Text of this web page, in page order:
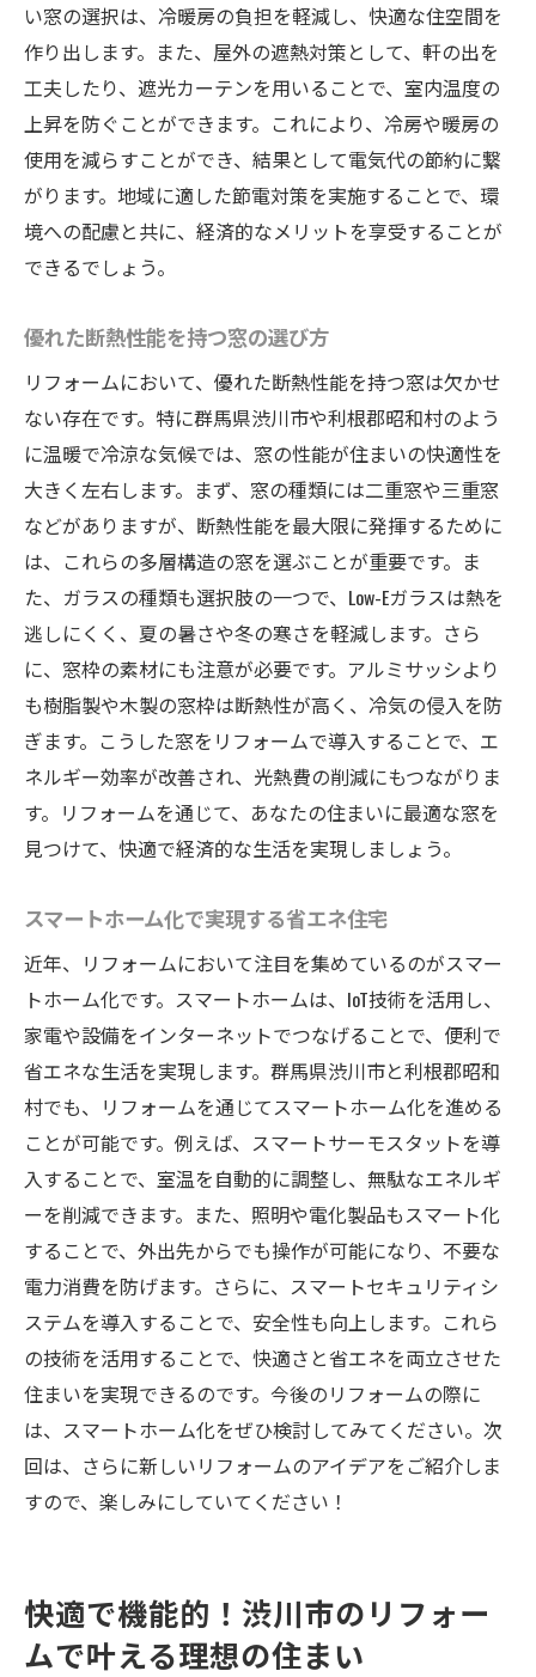
い窓の選択は、冷暖房の負担を軽減し、快適な住空間を
作り出します。また、屋外の遮熱対策として、軒の出を
工夫したり、遮光カーテンを用いることで、室内温度の
上昇を防ぐことができます。これにより、冷房や暖房の
使用を減らすことができ、結果として電気代の節約に繋
がります。地域に適した節電対策を実施することで、環
境への配慮と共に、経済的なメリットを享受することが
できるでしょう。
優れた断熱性能を持つ窓の選び方
リフォームにおいて、優れた断熱性能を持つ窓は欠かせ
ない存在です。特に群馬県渋川市や利根郡昭和村のよう
に温暖で冷涼な気候では、窓の性能が住まいの快適性を
大きく左右します。まず、窓の種類には二重窓や三重窓
などがありますが、断熱性能を最大限に発揮するために
は、これらの多層構造の窓を選ぶことが重要です。ま
た、ガラスの種類も選択肢の一つで、Low-Eガラスは熱を
逃しにくく、夏の暑さや冬の寒さを軽減します。さら
に、窓枠の素材にも注意が必要です。アルミサッシより
も樹脂製や木製の窓枠は断熱性が高く、冷気の侵入を防
ぎます。こうした窓をリフォームで導入することで、エ
ネルギー効率が改善され、光熱費の削減にもつながりま
す。リフォームを通じて、あなたの住まいに最適な窓を
見つけて、快適で経済的な生活を実現しましょう。
スマートホーム化で実現する省エネ住宅
近年、リフォームにおいて注目を集めているのがスマー
トホーム化です。スマートホームは、IoT技術を活用し、
家電や設備をインターネットでつなげることで、便利で
省エネな生活を実現します。群馬県渋川市と利根郡昭和
村でも、リフォームを通じてスマートホーム化を進める
ことが可能です。例えば、スマートサーモスタットを導
入することで、室温を自動的に調整し、無駄なエネルギ
ーを削減できます。また、照明や電化製品もスマート化
することで、外出先からでも操作が可能になり、不要な
電力消費を防げます。さらに、スマートセキュリティシ
ステムを導入することで、安全性も向上します。これら
の技術を活用することで、快適さと省エネを両立させた
住まいを実現できるのです。今後のリフォームの際に
は、スマートホーム化をぜひ検討してみてください。次
回は、さらに新しいリフォームのアイデアをご紹介しま
すので、楽しみにしていてください！
快適で機能的！渋川市のリフォー
ムで叶える理想の住まい